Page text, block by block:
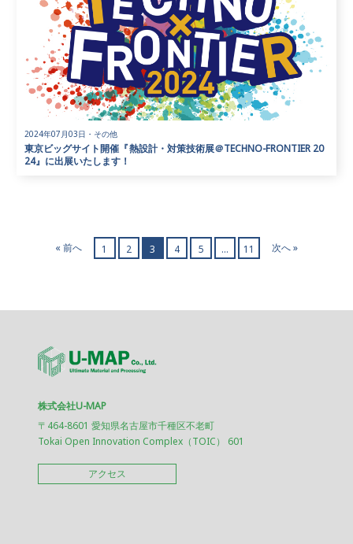
2024年07月03日 ・ その他
東京ビッグサイト開催『熱設計・対策技術展＠TECHNO-FRONTIER 20
24』に出展いたします！
« 前へ 1 2 3 4 5 … 11 次へ »
株式会社U-MAP
〒464-8601 愛知県名古屋市千種区不老町
Tokai Open Innovation Complex（TOIC） 601
アクセス